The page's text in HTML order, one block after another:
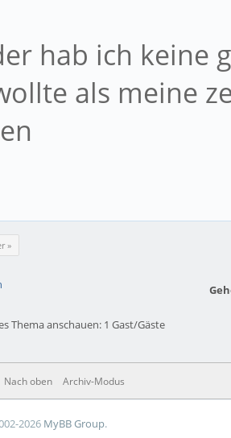
hab ich keine
als meine
»
Thema anschauen: 1 Gast/Gäste
Nach oben Archiv-Modus
2026 MyBB Group.